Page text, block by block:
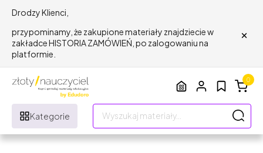
Drodzy Klienci,
przypominamy, że zakupione materiały znajdziecie w
zakładce HISTORIA ZAMÓWIEŃ, po zalogowaniu na
platformie.
×
Kategorie
0